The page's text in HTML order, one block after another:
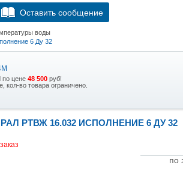
Оставить сообщение
воды
6 Ду 32
по цене 48 500 руб!
кол-во товара ограничено.
(в наличии на складе) тележку гидравлическую AS 25 г/п
otoplenie/calpeda-mxh-203e
РТВЖ 16.032 ИСПОЛНЕНИЕ 6 ДУ 32
по